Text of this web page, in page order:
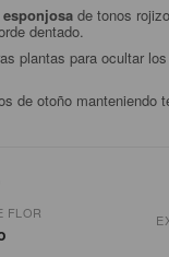
de tonos
dentado.
plantas para ocultar
de otoño manteniendo
FLOR